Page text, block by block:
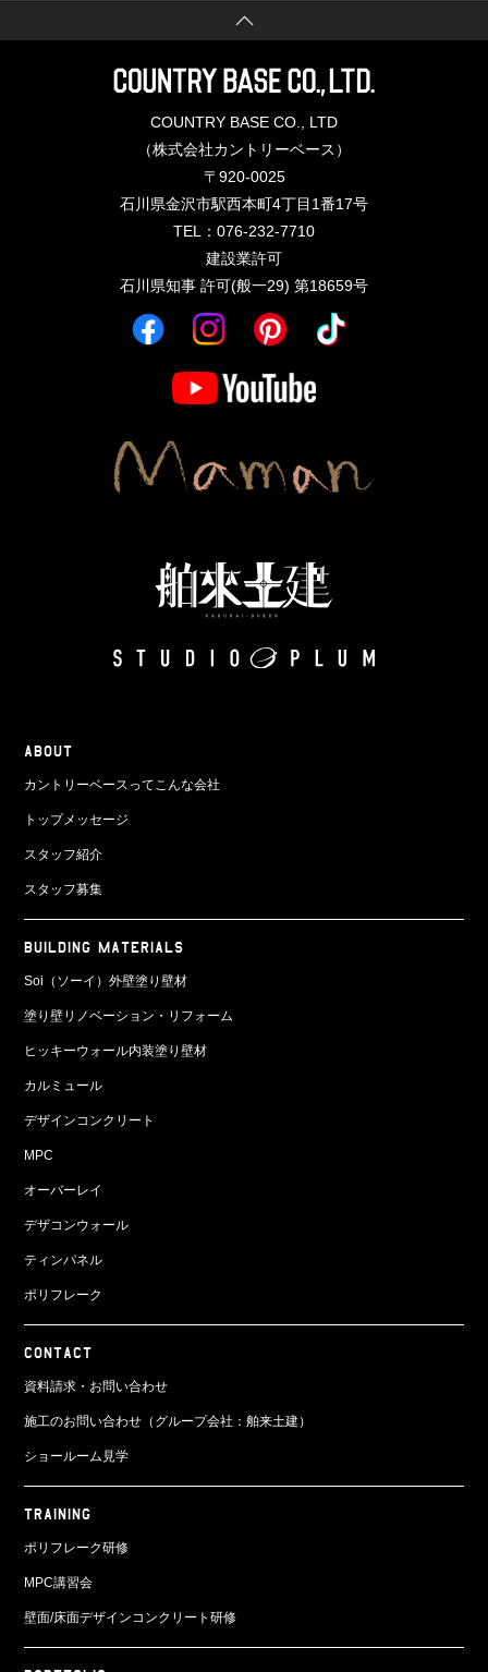
COUNTRY BASE CO., LTD
（株式会社カントリーベース）
〒920-0025
石川県金沢市駅西本町4丁目1番17号
TEL：076-232-7710
建設業許可
石川県知事 許可(般一29) 第18659号
ABOUT
カントリーベースってこんな会社
トップメッセージ
スタッフ紹介
スタッフ募集
BUILDING MATERIALS
Soi（ソーイ）外壁塗り壁材
塗り壁リノベーション・リフォーム
ヒッキーウォール内装塗り壁材
カルミュール
デザインコンクリート
MPC
オーバーレイ
デザコンウォール
ティンパネル
ポリフレーク
CONTACT
資料請求・お問い合わせ
施工のお問い合わせ（グループ会社：舶来土建）
ショールーム見学
TRAINING
ポリフレーク研修
MPC講習会
壁面/床面デザインコンクリート研修